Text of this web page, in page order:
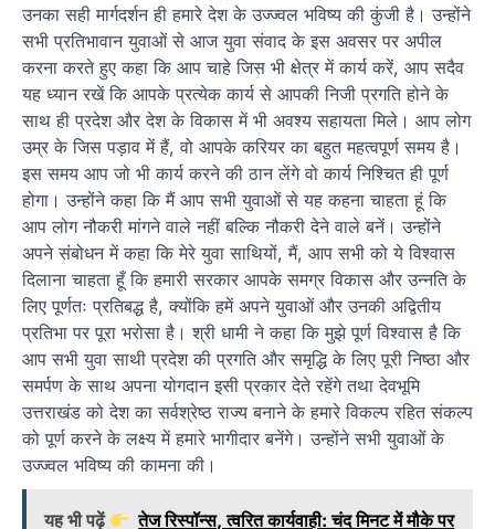
उनका सही मार्गदर्शन ही हमारे देश के उज्ज्वल भविष्य की कुंजी है। उन्होंने
सभी प्रतिभावान युवाओं से आज युवा संवाद के इस अवसर पर अपील
करना करते हुए कहा कि आप चाहे जिस भी क्षेत्र में कार्य करें, आप सदैव
यह ध्यान रखें कि आपके प्रत्येक कार्य से आपकी निजी प्रगति होने के
साथ ही प्रदेश और देश के विकास में भी अवश्य सहायता मिले। आप लोग
उम्र के जिस पड़ाव में हैं, वो आपके करियर का बहुत महत्वपूर्ण समय है।
इस समय आप जो भी कार्य करने की ठान लेंगे वो कार्य निश्चित ही पूर्ण
होगा। उन्होंने कहा कि मैं आप सभी युवाओं से यह कहना चाहता हूं कि
आप लोग नौकरी मांगने वाले नहीं बल्कि नौकरी देने वाले बनें। उन्होंने
अपने संबोधन में कहा कि मेरे युवा साथियों, मैं, आप सभी को ये विश्वास
दिलाना चाहता हूँ कि हमारी सरकार आपके समग्र विकास और उन्नति के
लिए पूर्णतः प्रतिबद्ध है, क्योंकि हमें अपने युवाओं और उनकी अद्वितीय
प्रतिभा पर पूरा भरोसा है। श्री धामी ने कहा कि मुझे पूर्ण विश्वास है कि
आप सभी युवा साथी प्रदेश की प्रगति और समृद्धि के लिए पूरी निष्ठा और
समर्पण के साथ अपना योगदान इसी प्रकार देते रहेंगे तथा देवभूमि
उत्तराखंड को देश का सर्वश्रेष्ठ राज्य बनाने के हमारे विकल्प रहित संकल्प
को पूर्ण करने के लक्ष्य में हमारे भागीदार बनेंगे। उन्होंने सभी युवाओं के
उज्ज्वल भविष्य की कामना की।
यह भी पढ़ें
तेज रिस्पॉन्स, त्वरित कार्यवाही: चंद मिनट में मौके पर